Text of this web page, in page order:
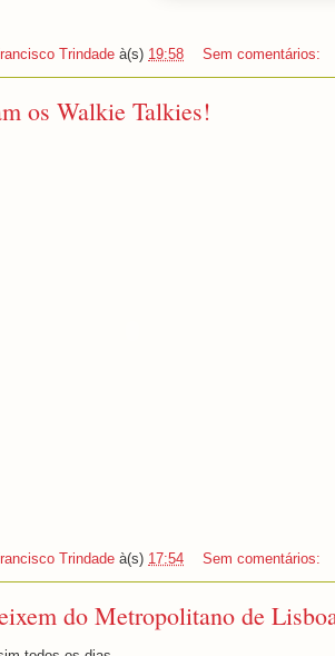
Trindade à(s) 19:58 Sem comentários:
os Walkie Talkies!
Trindade à(s) 17:54 Sem comentários:
do Metropolitano de